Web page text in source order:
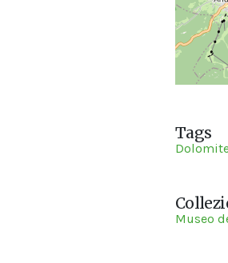
Tags
Museo